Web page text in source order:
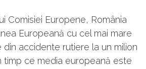
Comisiei Europene, România
Europeană cu cel mai mare
accidente rutiere la un milion
timp ce media europeană este